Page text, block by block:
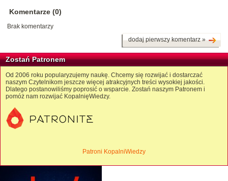
Komentarze (0)
Brak komentarzy
dodaj pierwszy komentarz »
Zostań Patronem
Od 2006 roku popularyzujemy naukę. Chcemy się rozwijać i dostarczać
naszym Czytelnikom jeszcze więcej atrakcyjnych treści wysokiej jakości.
Dlatego postanowiliśmy poprosić o wsparcie. Zostań naszym Patronem i
pomóż nam rozwijać KopalnięWiedzy.
Patroni KopalniWiedzy